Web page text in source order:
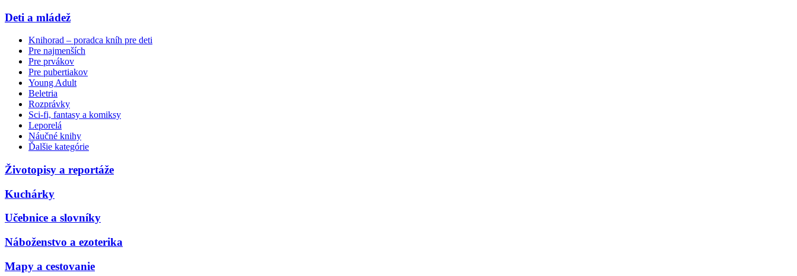
Deti a mládež
Knihorad – poradca kníh pre deti
Pre najmenších
Pre prvákov
Pre pubertiakov
Young Adult
Beletria
Rozprávky
Sci-fi, fantasy a komiksy
Leporelá
Náučné knihy
Ďalšie kategórie
Životopisy a reportáže
Kuchárky
Učebnice a slovníky
Náboženstvo a ezoterika
Mapy a cestovanie